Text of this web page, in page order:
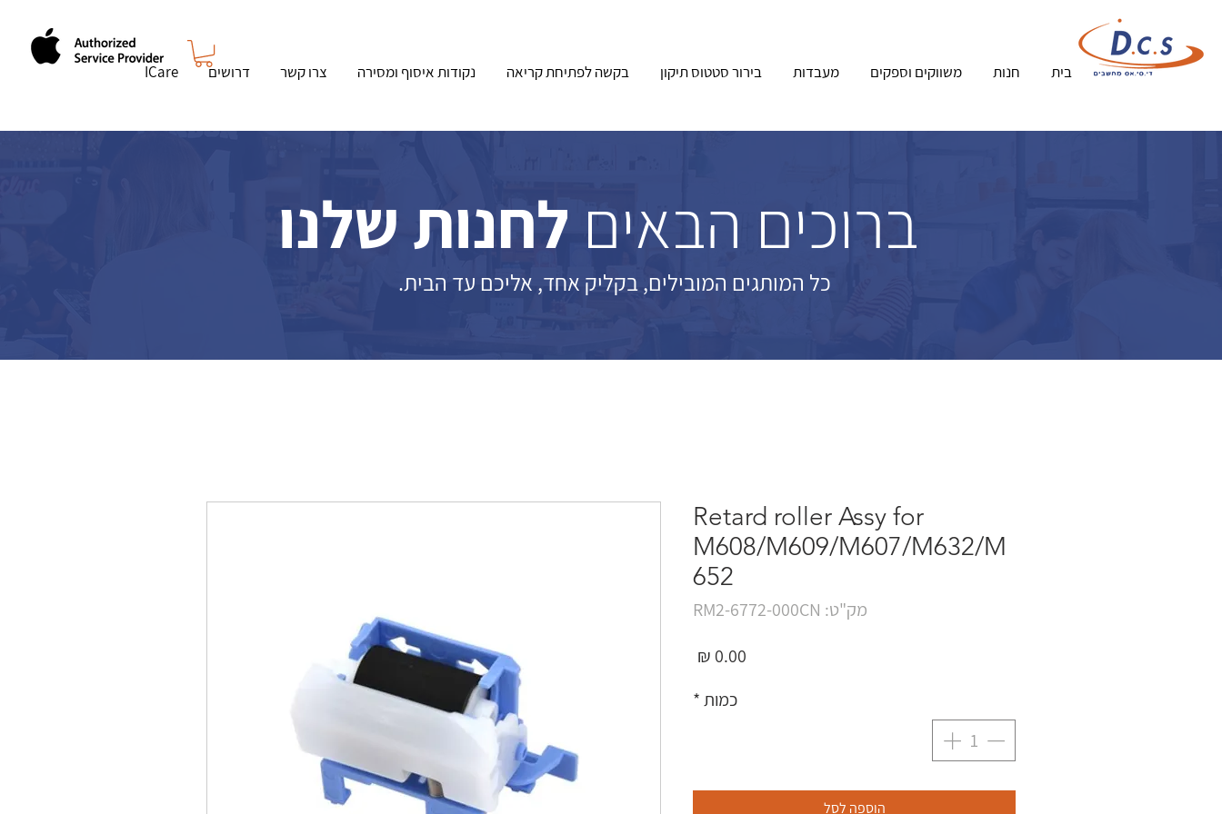
בית חנות משווקים וספקים מעבדות בירור סטטוס תיקון בקשה לפתיחת קריאה נקודות איסוף ומסירה צרו קשר דרושים ICare
Retard roller Assy for
M608/M609/M607/M632/M
652
מק"ט: RM2-6772-000CN
כמות*
הוספה לסל
כל המותגים המובילים, בקליק אחד, אליכם עד הבית.
ברוכים הבאים לחנות שלנו